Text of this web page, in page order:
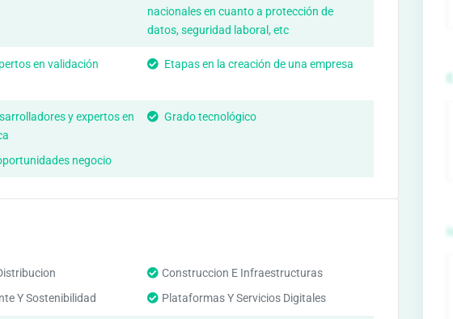
nacionales en cuanto a protección de
datos, seguridad laboral, etc
en validación Etapas en la creación de una empresa
y expertos en
Grado tecnológico
negocio
Construccion E Infraestructuras
Y Sostenibilidad
Plataformas Y Servicios Digitales